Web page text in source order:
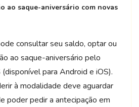
ao saque-aniversário com novas
consultar seu saldo, optar ou
ao saque-aniversário pelo
para Android e iOS).
à modalidade deve aguardar
poder pedir a antecipação em